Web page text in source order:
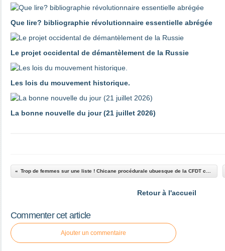
Que lire? bibliographie révolutionnaire essentielle abrégée
Le projet occidental de démantèlement de la Russie
Les lois du mouvement historique.
La bonne nouvelle du jour (21 juillet 2026)
Retour à l'accueil
Commenter cet article
Ajouter un commentaire